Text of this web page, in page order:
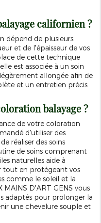
californien ?
dépend de plusieurs
et de l'épaisseur de vos
de cette technique
est associée à un soin
allongée afin de
et un entretien précis
balayage ?
de votre coloration
d'utiliser des
réaliser des soins
de soins comprenant
naturelles aide à
tout en protégeant vos
comme le soleil et la
MAINS D'ART GENS vous
adaptés pour prolonger la
une chevelure souple et